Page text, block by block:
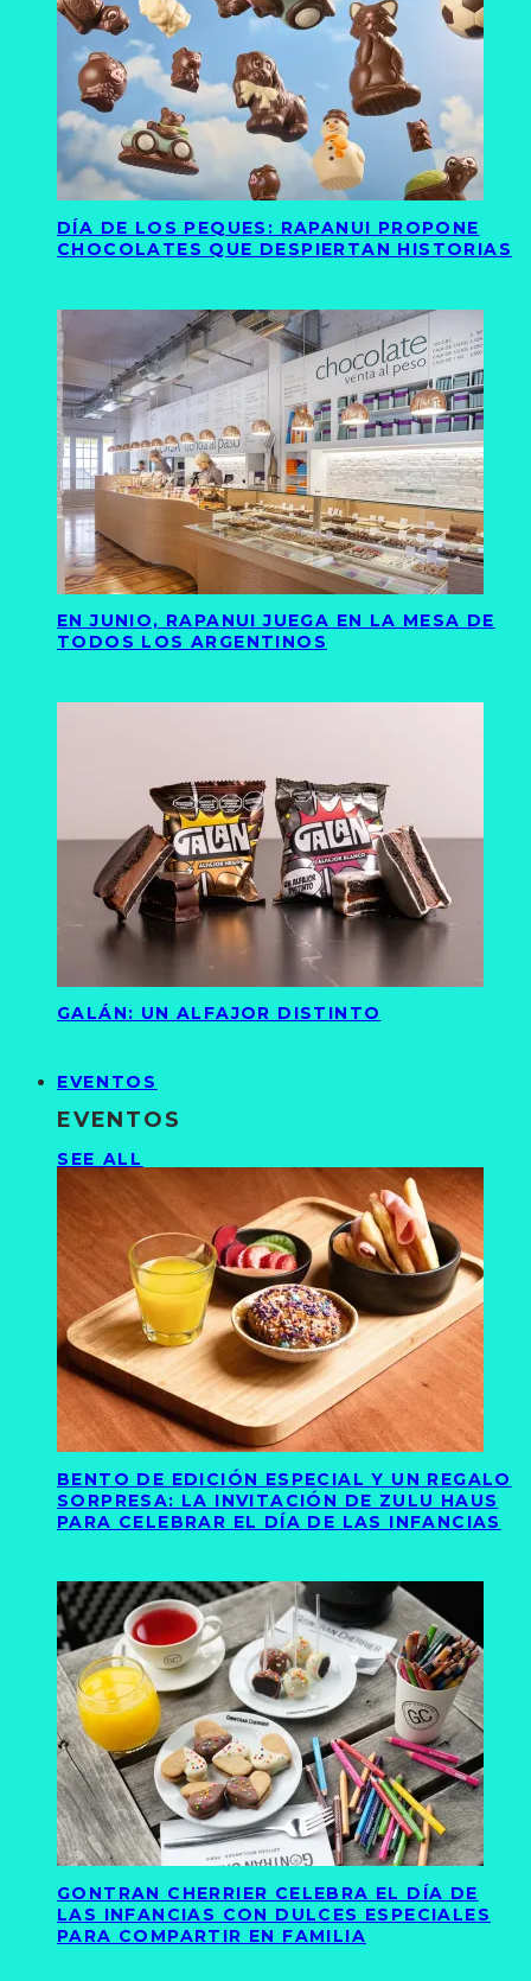
DÍA DE LOS PEQUES: RAPANUI PROPONE
CHOCOLATES QUE DESPIERTAN HISTORIAS
EN JUNIO, RAPANUI JUEGA EN LA MESA DE
TODOS LOS ARGENTINOS
GALÁN: UN ALFAJOR DISTINTO
EVENTOS
EVENTOS
SEE ALL
BENTO DE EDICIÓN ESPECIAL Y UN REGALO
SORPRESA: LA INVITACIÓN DE ZULU HAUS
PARA CELEBRAR EL DÍA DE LAS INFANCIAS
GONTRAN CHERRIER CELEBRA EL DÍA DE
LAS INFANCIAS CON DULCES ESPECIALES
PARA COMPARTIR EN FAMILIA